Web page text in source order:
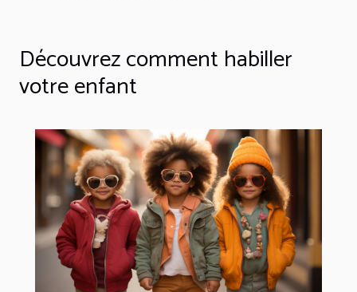
Découvrez comment habiller
votre enfant